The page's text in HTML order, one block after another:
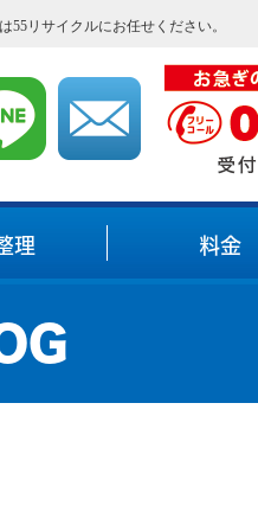
リサイクルにお任せください。
理 料金